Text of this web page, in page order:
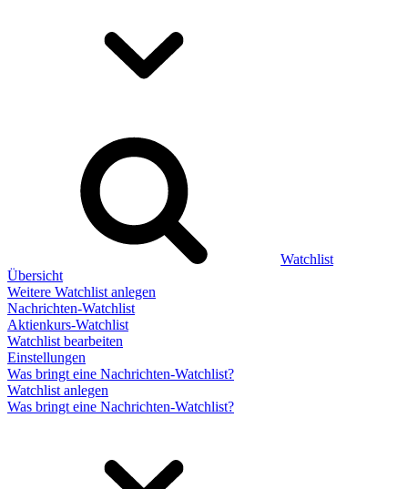
Watchlist
Übersicht
Weitere Watchlist anlegen
Nachrichten-Watchlist
Aktienkurs-Watchlist
Watchlist bearbeiten
Einstellungen
Was bringt eine Nachrichten-Watchlist?
Watchlist anlegen
Was bringt eine Nachrichten-Watchlist?